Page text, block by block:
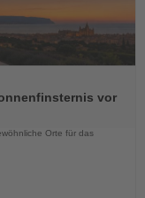
vor
Orte für das